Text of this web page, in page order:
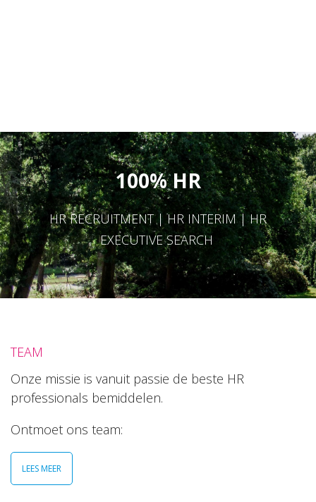
100% HR
HR RECRUITMENT | HR INTERIM | HR
EXECUTIVE SEARCH
TEAM
Onze missie is vanuit passie de beste HR
professionals bemiddelen.
Ontmoet ons team:
LEES MEER